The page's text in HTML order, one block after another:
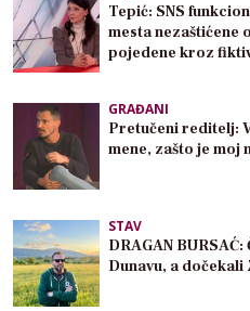
Tepić: SNS
mesta nezaštićene
pojedene kroz
GRAĐANI
Pretučeni reditelj:
mene, zašto je moj
STAV
DRAGAN
Dunavu, a